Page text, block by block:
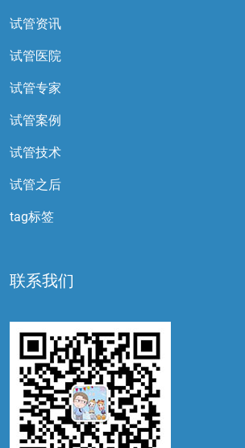
试管资讯
试管医院
试管专家
试管案例
试管技术
试管之后
tag标签
联系我们